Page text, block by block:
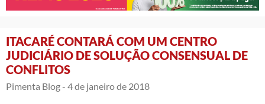
ITACARÉ CONTARÁ COM UM CENTRO
JUDICIÁRIO DE SOLUÇÃO CONSENSUAL DE
CONFLITOS
Pimenta Blog - 4 de janeiro de 2018